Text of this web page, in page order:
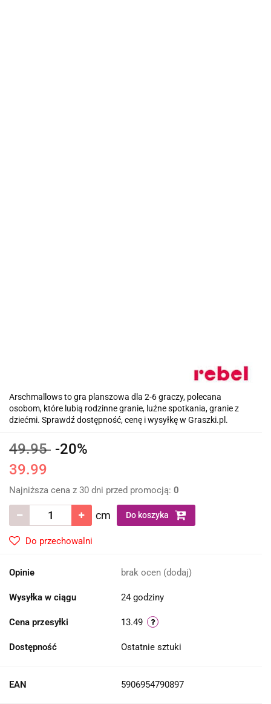
Arschmallows to gra planszowa dla 2-6 graczy, polecana
osobom, które lubią rodzinne granie, luźne spotkania, granie z
dziećmi. Sprawdź dostępność, cenę i wysyłkę w Graszki.pl.
49.95 -20%
39.99
Najniższa cena z 30 dni przed promocją: 0
cm Do koszyka
Do przechowalni
Opinie brak ocen (dodaj)
Wysyłka w ciągu 24 godziny
Cena przesyłki 13.49
Dostępność Ostatnie sztuki
EAN 5906954790897